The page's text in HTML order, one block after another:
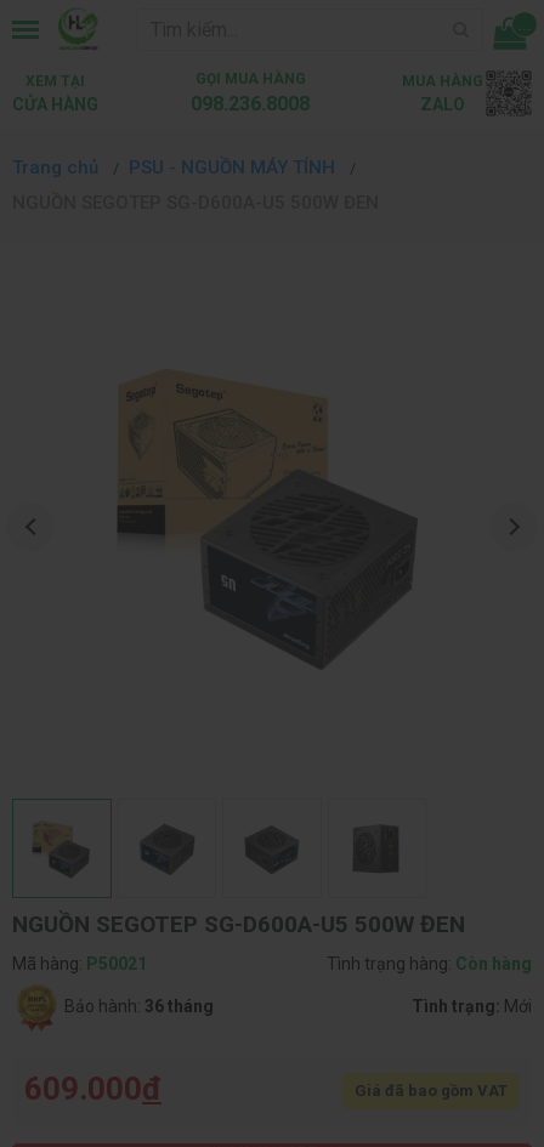
...
XEM TẠI
CỬA HÀNG
GỌI MUA HÀNG
098.236.8008
MUA HÀNG
ZALO
Trang chủ
PSU - NGUỒN MÁY TÍNH
NGUỒN SEGOTEP SG-D600A-U5 500W ĐEN
Mã hàng: P50021 Tình trạng hàng: Còn hàng
Bảo hành: 36 tháng Tình trạng: Mới
609.000đ Giá đã bao gồm VAT